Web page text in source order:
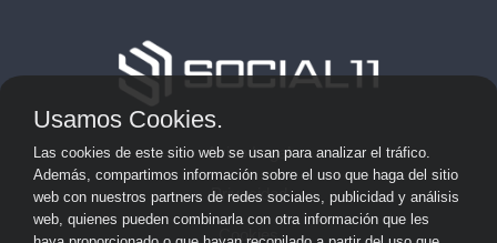
Aviso Legal
Privacidad
Cookies
Usamos Cookies.
Las cookies de este sitio web se usan para analizar el tráfico.
Además, compartimos información sobre el uso que haga del sitio
web con nuestros partners de redes sociales, publicidad y análisis
web, quienes pueden combinarla con otra información que les